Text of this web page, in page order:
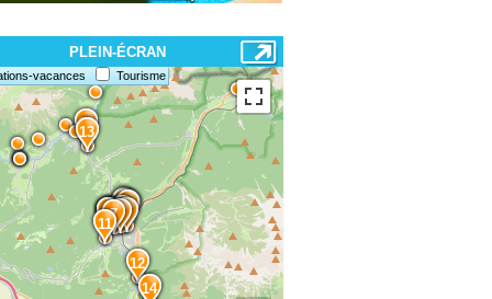
PLEIN-ÉCRAN
vacances Tourisme
15
14
13
12
11
10
9
87654
3
21